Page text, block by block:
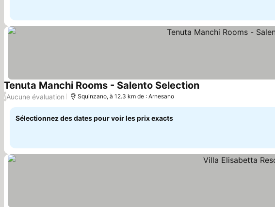
Tenuta Manchi Rooms - Salento Selection
/Aucune évaluation Squinzano, à 12.3 km de : Arnesano
Sélectionnez des dates pour voir les prix exacts